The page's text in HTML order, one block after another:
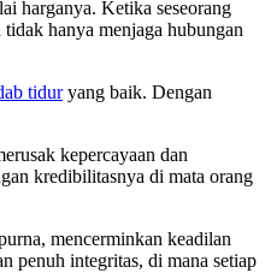
harganya. Ketika seseorang
hanya menjaga hubungan
tiduryang baik. Dengan
kepercayaan dan
kredibilitasnya di mata orang
mencerminkan keadilan
penuh integritas, di mana setiap